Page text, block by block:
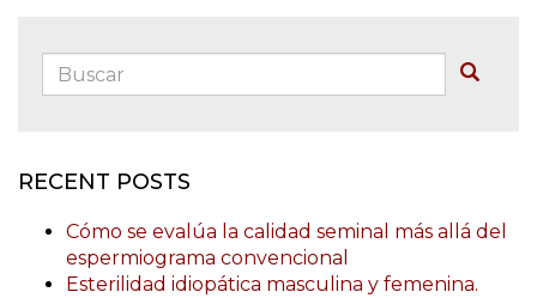
Buscar:
RECENT POSTS
Cómo se evalúa la calidad seminal más allá del
espermiograma convencional
Esterilidad idiopática masculina y femenina.